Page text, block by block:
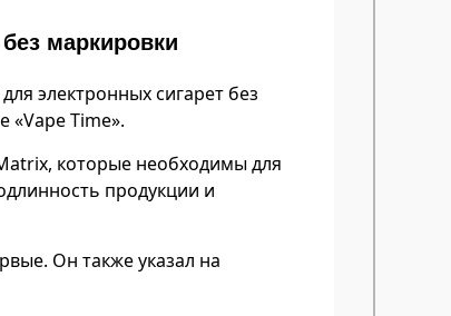
маркировки
электронных сигарет без
«Vape Time».
которые необходимы для
продукции и
Он также указал на